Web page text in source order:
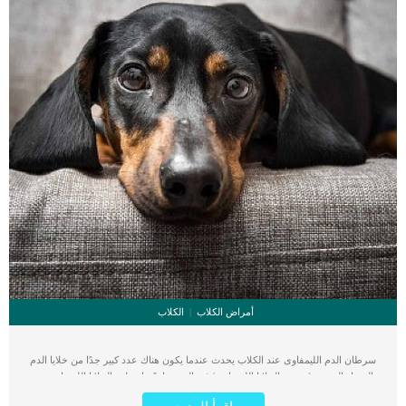
أمراض الكلاب الكلاب
سرطان الدم الليمفاوى عند الكلاب يحدث عندما يكون هناك عدد كبير جدًا من خلايا الدم
البيضاء الورمية (تسمى الخلايا الليمفاوية) في الدم. عادةً ما تتطور الخلايا الليمفاوية من
نخاع عظم الكلب. تعتبر الخلايا الليمفاوية المرتفعة المؤشر الرئيسي لسرطان الدم